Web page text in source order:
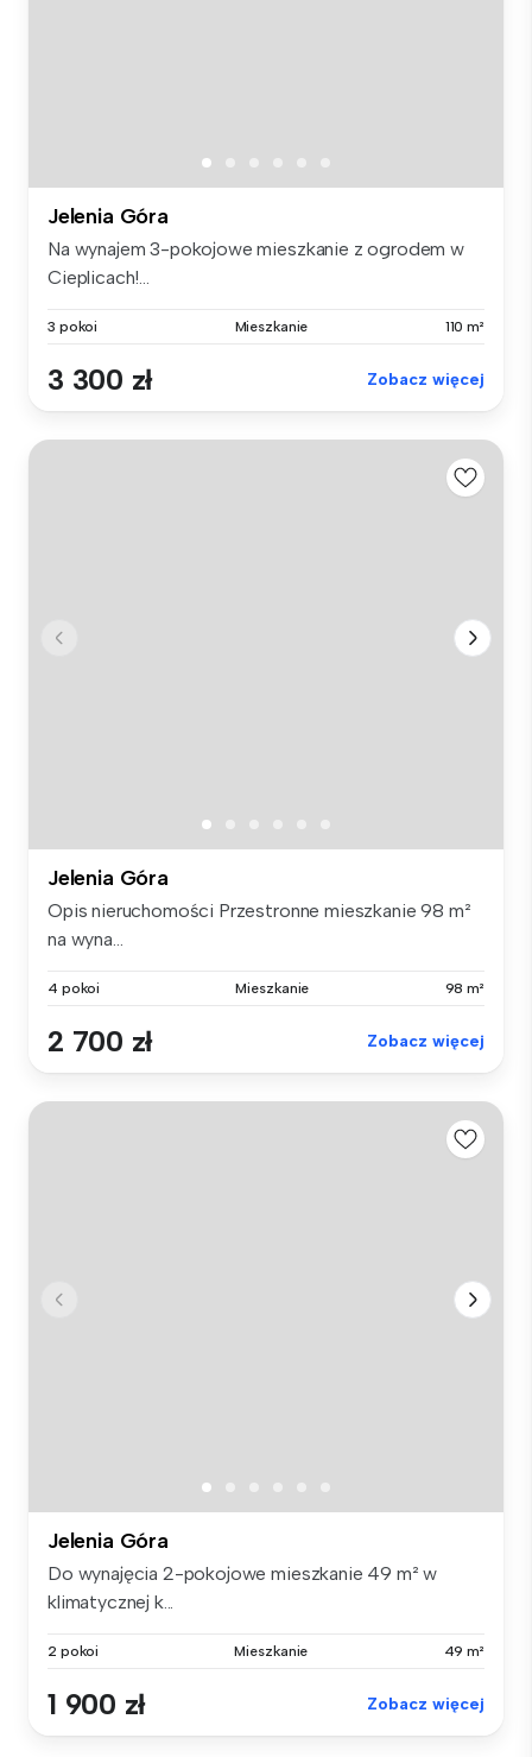
Jelenia Góra
Na wynajem 3-pokojowe mieszkanie z ogrodem w
Cieplicach!...
3 pokoi Mieszkanie 110 m²
3 300 zł Zobacz więcej
Jelenia Góra
Opis nieruchomości Przestronne mieszkanie 98 m²
na wyna...
4 pokoi Mieszkanie 98 m²
2 700 zł Zobacz więcej
Jelenia Góra
Do wynajęcia 2-pokojowe mieszkanie 49 m² w
klimatycznej k...
2 pokoi Mieszkanie 49 m²
1 900 zł Zobacz więcej